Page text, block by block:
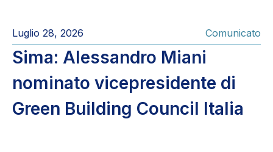
Luglio 28, 2026 Comunicato
Sima: Alessandro Miani
nominato vicepresidente di
Green Building Council Italia